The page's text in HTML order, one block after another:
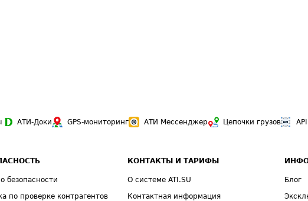
АТИ-Доки GPS-мониторинг АТИ Мессенджер Цепочки грузов
безопасности
по проверке контрагентов
КОНТАКТЫ И ТАРИФЫ
О системе ATI.SU
Контактная информация
Блог